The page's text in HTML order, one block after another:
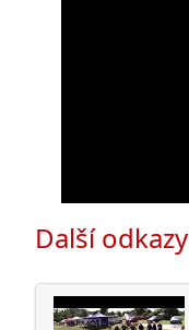
Další odkazy